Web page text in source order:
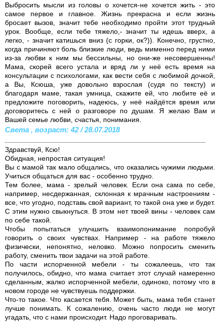
Выбросить мысли из головы о хочется-не хочется жить - это
самое первое и главное. Жизнь прекрасна и если жизнь
бросает вызов, значит тебе необходимо пройти этот трудный
урок. Вообще, если тебе тяжело,- значит ты идешь вверх, а
легко, - значит катишься вниз (с горки, ок?)). Конечно, грустно,
когда причиняют боль близкие люди, ведь мименно перед ними
из-за любви к ним мы бессильны, но они-же несовершенны!
Мама, скорей всего устала и вряд ли у неё есть время на
консультации с психологами, как вести себя с любимой дочкой,
а Вы, Ксюша, уже довольно взрослая (судя по тексту) и
благодаря маме, такая умница, скажите ей, что любите её и
предложите поговорить, надеюсь, у неё найдётся время или
договоритесь с ней о разговоре по душам. Я желаю Вам и
Вашей семье любви, счастья, понимания.
Света , возраст: 42 / 28.07.2018
Здравствуй, Ксю!
Обидная, непростая ситуация!
Вы с мамой так мало общались, что оказались чужими людьми.
Учиться общаться для вас - особенно трудно.
Тем более, мама - зрелый человек. Если она сама по себе,
например, несдержанная, склонная к мрачным настроениям -
все, что угодно, подставь свой вариант, то такой она уже и будет.
С этим нужно свыкнуться. В этом нет твоей вины - человек сам
по себе такой.
Чтобы попытаться улучшить взаимопонимание попробуй
говорить о своих чувствах. Например - на работе тяжело
физически, непонятно, неловко. Можно попросить сменить
работу, сменить твои задачи на этой работе.
По части испорченной мебели - ты сожалеешь, что так
получилось, обидно, что мама считает этот случай намеренно
сделанным, жалко испорченной мебели, одиноко, потому что в
новом городе не чувствуешь поддержки.
Что-то такое. Что касается тебя. Может быть, мама тебя станет
лучше понимать. К сожалению, очень часто люди не могут
угадать, что с нами происходит. Надо проговаривать.